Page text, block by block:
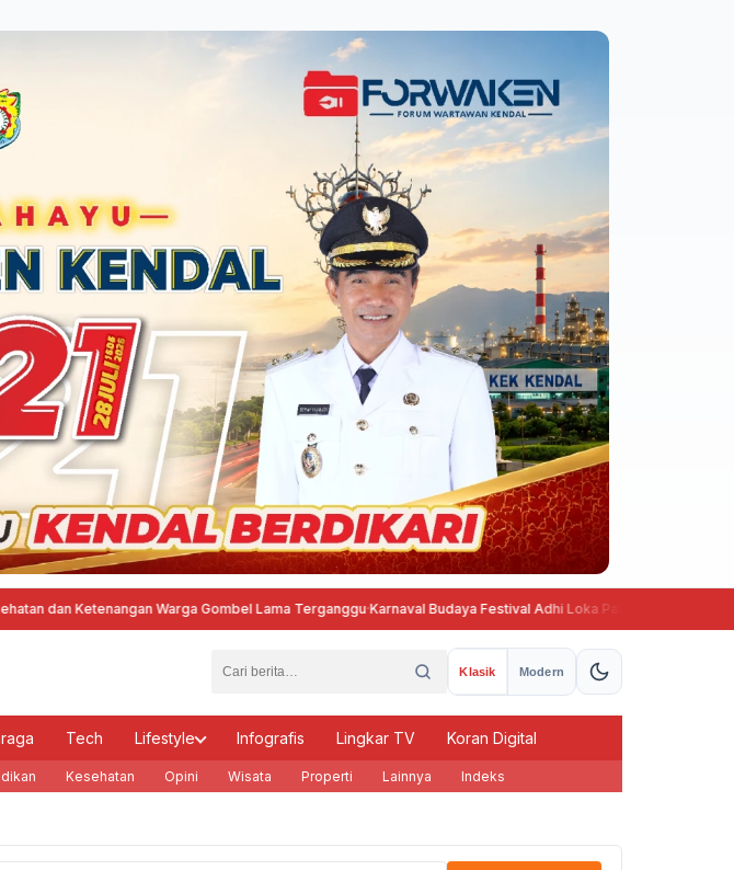
Ketenangan Warga Gombel Lama Terganggu·Karnaval Budaya Festival Adhi Loka Pati 2026 Meriah, Angkat
Klasik Modern
Tech Lifestyle Infografis Lingkar TV Koran Digital
Kesehatan Opini Wisata Properti Lainnya Indeks